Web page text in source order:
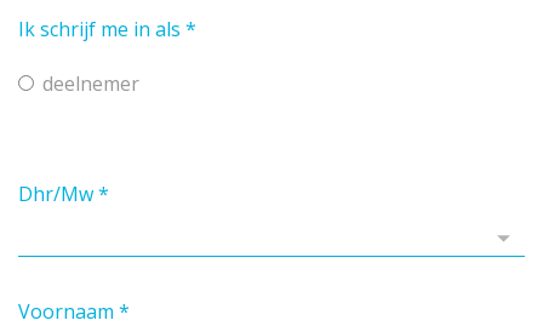
Ik schrijf me in als *
deelnemer
Dhr/Mw*
Voornaam *